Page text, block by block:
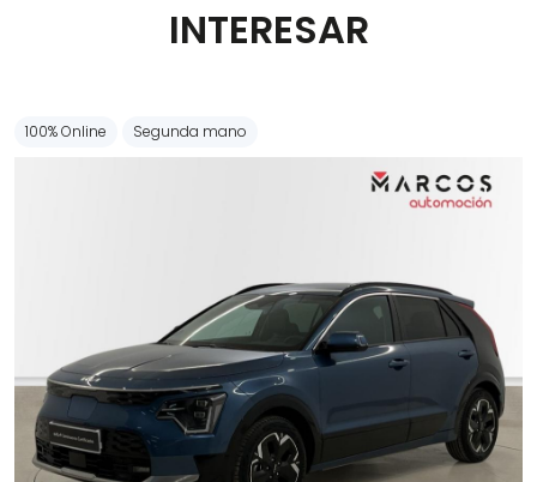
INTERESAR
100% Online Segunda mano